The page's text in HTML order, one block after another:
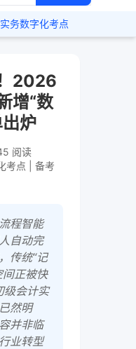
务数字化考点
2026
增“数
炉
阅读
考点 | 备考
程智能
自动完
传统“记
间正被快
级会计实
然明
并非临
业转型